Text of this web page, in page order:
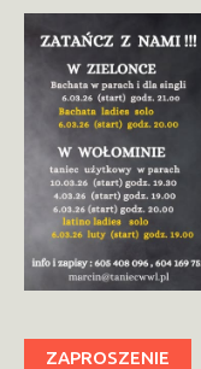
ZAPROSZENIE